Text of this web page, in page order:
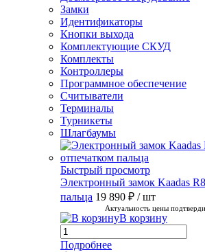
Замки
Идентификаторы
Кнопки выхода
Комплектующие СКУД
Комплекты
Контроллеры
Программное обеспечение
Считыватели
Терминалы
Турникеты
Шлагбаумы
Быстрый просмотр
Электронный замок Kaadas
пальца 19 890 ₽ / шт
Актуальность цены
В корзину
Подробнее